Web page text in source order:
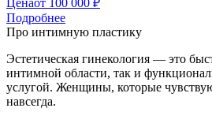
Ценаот 100 000 ₽
Подробнее
Про интимную пластику
Эстетическая гинекология — это
интимной области, так и
услугой. Женщины, которые
навсегда.